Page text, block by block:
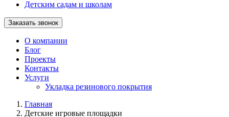
Детским садам и школам
Заказать звонок
О компании
Блог
Проекты
Контакты
Услуги
Укладка резинового покрытия
Главная
Детские игровые площадки